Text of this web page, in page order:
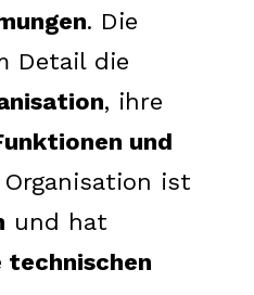
. Die
Detail die
, ihre
und
ist
und hat
technischen